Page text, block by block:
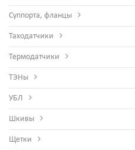
Суппорта, фланцы
Таходатчики
Термодатчики
ТЭНы
УБЛ
Шкивы
Щетки